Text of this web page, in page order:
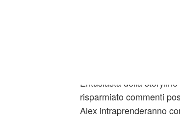
Dovrà quindi tornare a
Entusiasta della
risparmiato commenti
Alex intraprenderanno